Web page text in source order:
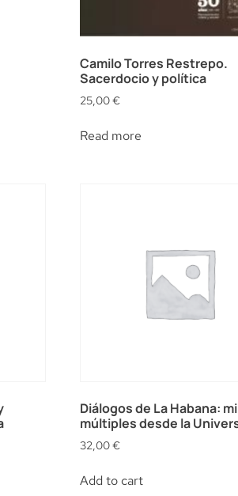
Camilo Torres Restrepo.
Sacerdocio y política
25,00€
Read more
Diálogos de La Habana:
múltiples desde la
32,00€
Add to cart